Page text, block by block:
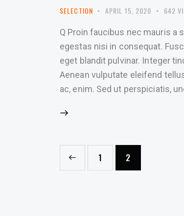
SELECTION APRIL 15, 2020 642
Q Proin faucibus nec mauris a
egestas nisi in consequat.
eget blandit pulvinar. Integer
Aenean vulputate eleifend
ac, enim. Sed ut perspiciatis,
POSTS
PAGINATION
Page
1 Page
2